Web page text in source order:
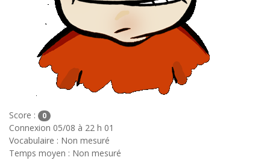
Score : 0
Connexion 05/08 à 22 h 01
Vocabulaire : Non mesuré
Temps moyen : Non mesuré